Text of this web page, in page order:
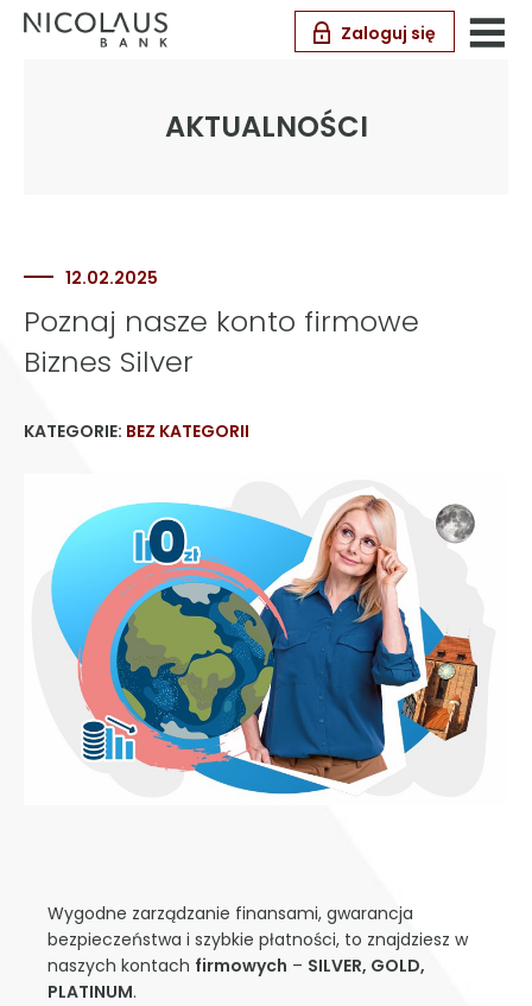
Zaloguj się
AKTUALNOŚCI
12.02.2025
Poznaj nasze konto firmowe
Biznes Silver
KATEGORIE: BEZ KATEGORII
Wygodne zarządzanie finansami, gwarancja
bezpieczeństwa i szybkie płatności, to znajdziesz w
naszych kontach firmowych – SILVER, GOLD,
PLATINUM.